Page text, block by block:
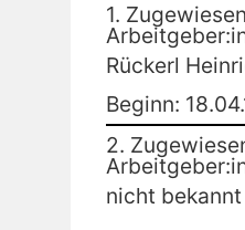
1.
Rückerl
Beginn:
2.
nicht bekannt